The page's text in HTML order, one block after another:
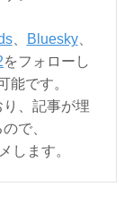
、 Bluesky、
をフォローし
能です。
、記事が埋
で、
します。